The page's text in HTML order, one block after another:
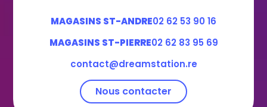
MAGASINS ST-ANDRE02 62 53 90 16
MAGASINS ST-PIERRE02 62 83 95 69
contact@dreamstation.re
Nous contacter